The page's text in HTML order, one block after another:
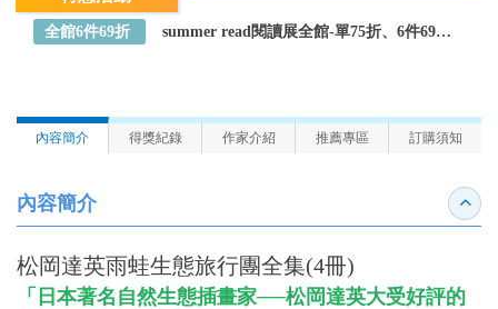
全館6件69折 summer read閱讀展全館-單75折、6件69折～全館任選
內容簡介 得獎紀錄 作家介紹 推薦專區 訂購須知
內容簡介 收合
松岡達英雨蛙生態旅行團全集(4冊)
「日本著名自然生態插畫家──松岡達英大受好評的